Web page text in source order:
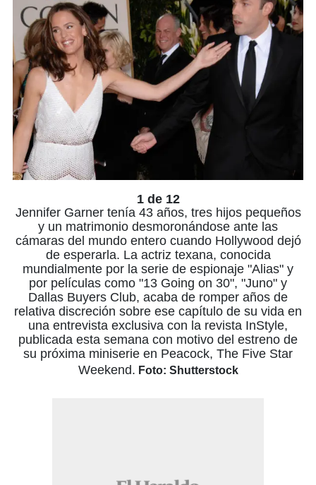
1 de 12
Jennifer Garner tenía 43 años, tres hijos pequeños
y un matrimonio desmoronándose ante las
cámaras del mundo entero cuando Hollywood dejó
de esperarla. La actriz texana, conocida
mundialmente por la serie de espionaje "Alias" y
por películas como "13 Going on 30", "Juno" y
Dallas Buyers Club, acaba de romper años de
relativa discreción sobre ese capítulo de su vida en
una entrevista exclusiva con la revista InStyle,
publicada esta semana con motivo del estreno de
su próxima miniserie en Peacock, The Five Star
Weekend. Foto: Shutterstock